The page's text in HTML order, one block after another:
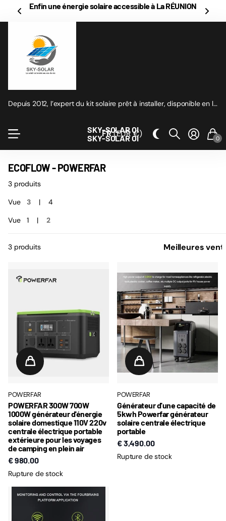
Enfin une énergie solaire accessible à La RÉUNION
Depuis 2012, l’expert du kit solaire prêt à installer, disponible en ligne
SKY-SOLAR OI
SKY-SOLAR OI
FR(EUR €) 0
ECOFLOW - POWERFAR
3 produits
Vue
3
4
Vue
1 2
3 produits
POWERFAR
POWERFAR 300W 700W
1000W générateur d'énergie
solaire domestique 110V 220v
centrale électrique portable
extérieure pour les voyages
de camping en plein air
€ 980.00
Rupture de stock
POWERFAR
Générateur d'une capacité de
5kwh Powerfar générateur
solaire centrale électrique
portable
€ 3,490.00
Rupture de stock